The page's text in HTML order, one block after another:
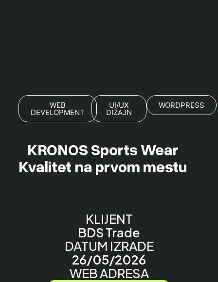
WEB
DEVELOPMENT
UI/UX
DIZAJN
WORDPRESS
KRONOS Sports Wear
Kvalitet na prvom mestu
KLIJENT
BDS Trade
DATUM IZRADE
26/05/2026
WEB ADRESA